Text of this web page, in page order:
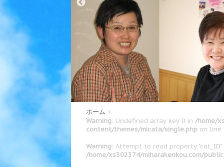
ホーム >
Warning: Undefined array key 0 in /home/
content/themes/micata/single.php on line
Warning: Attempt to read property
/home/xs302374/miharakenkou.com/